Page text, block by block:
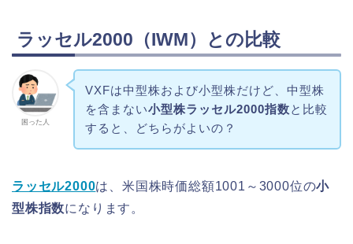
ラッセル2000（IWM）との比較
困った人
VXFは中型株および小型株だけど、中型株
を含まない小型株ラッセル2000指数と比較
すると、どちらがよいの？
ラッセル2000は、米国株時価総額1001～3000位の小
型株指数になります。